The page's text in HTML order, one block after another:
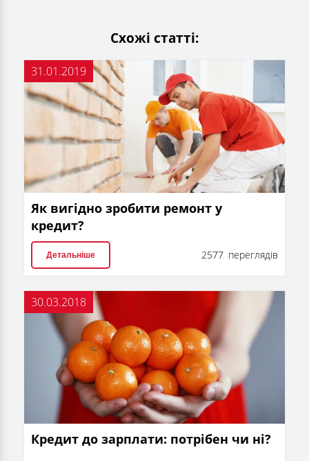
Схожі статті:
31.01.2019
Як вигідно зробити ремонт у
кредит?
Детальніше 2577 переглядів
30.03.2018
Кредит до зарплати: потрібен чи ні?